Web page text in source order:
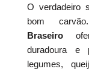
O verdadeiro
bom
Braseiro
duradoura e
legumes,